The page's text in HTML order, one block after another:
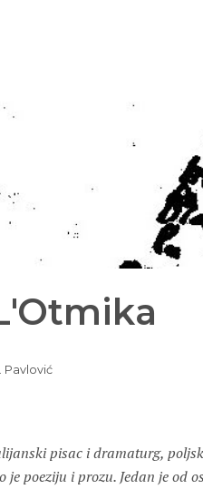
Pavlović
pisac i dramaturg,
poeziju i prozu. Jedan je od